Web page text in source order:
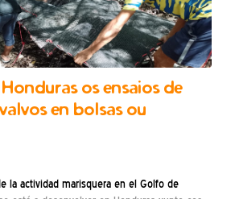
os ensaios de
en bolsas ou
la actividad marisquera en el Golfo de